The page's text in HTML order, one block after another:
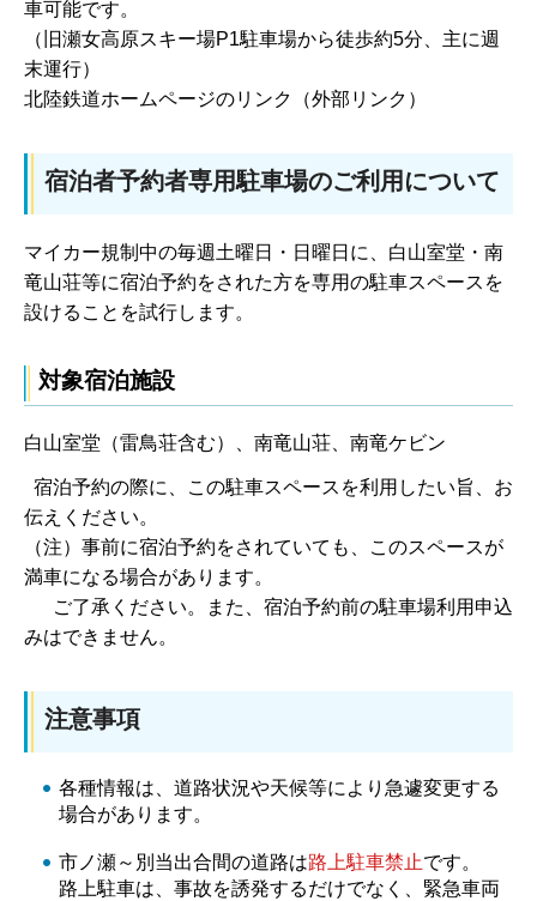
車可能です。
（旧瀬女高原スキー場P1駐車場から徒歩約5分、主に週
末運行）
北陸鉄道ホームページのリンク（外部リンク）
宿泊者予約者専用駐車場のご利用について
マイカー規制中の毎週土曜日・日曜日に、白山室堂・南
竜山荘等に宿泊予約をされた方を専用の駐車スペースを
設けることを試行します。
対象宿泊施設
白山室堂（雷鳥荘含む）、南竜山荘、南竜ケビン
宿泊予約の際に、この駐車スペースを利用したい旨、お
伝えください。
（注）事前に宿泊予約をされていても、このスペースが
満車になる場合があります。
ご了承ください。また、宿泊予約前の駐車場利用申込
みはできません。
注意事項
各種情報は、道路状況や天候等により急遽変更する
場合があります。
市ノ瀬～別当出合間の道路は路上駐車禁止です。
路上駐車は、事故を誘発するだけでなく、緊急車両